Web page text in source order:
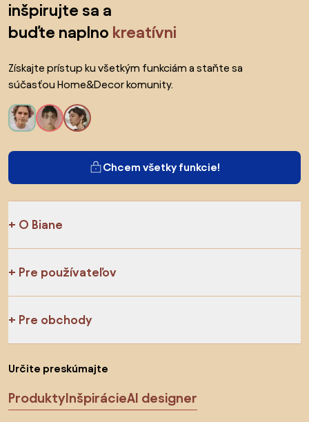
inšpirujte sa a
buďte naplno kreatívni
Získajte prístup ku všetkým funkciám a staňte sa
súčasťou Home&Decor komunity.
Chcem všetky funkcie!
O Biane
Pre používateľov
Pre obchody
Určite preskúmajte
ProduktyInšpirácieAI designer